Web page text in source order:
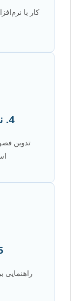
4. نگارش و ویرایش
تدوین
5.
راهنمایی